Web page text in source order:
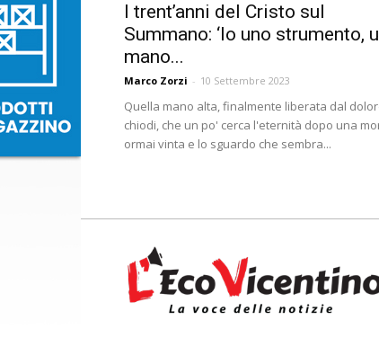
I trent’anni del Cristo sul
Summano: ‘Io uno strumento,
mano...
Marco Zorzi - 10 Settembre 2023
Quella mano alta, finalmente liberata dal
chiodi, che un po' cerca l'eternità dopo una
ormai vinta e lo sguardo che sembra...